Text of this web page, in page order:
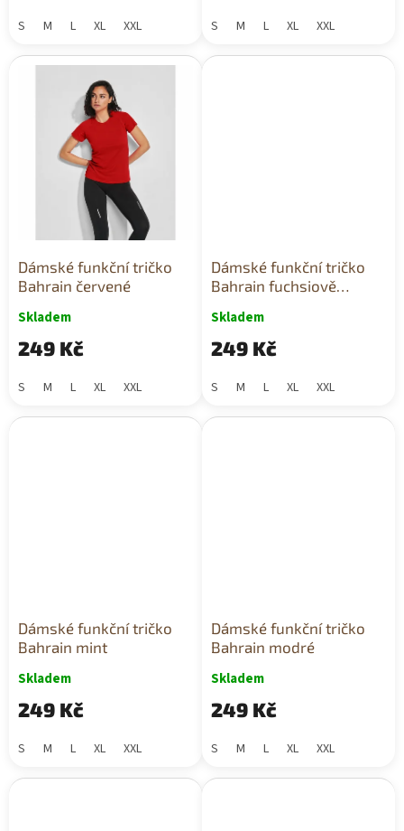
S M L XL XXL S M L XL XXL
Dámské funkční tričko
Bahrain červené
Skladem
249 Kč
S M L XL XXL
Dámské funkční tričko
Bahrain fuchsiově
Skladem
249 Kč
S M L XL XXL
Dámské funkční tričko
Bahrain mint
Skladem
249 Kč
S M L XL XXL
Dámské funkční tričko
Bahrain modré
Skladem
249 Kč
S M L XL XXL